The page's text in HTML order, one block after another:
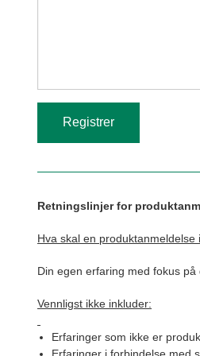
Retningslinjer for
Hva skal en produktanmeldelse
Din egen erfaring med fokus på
Vennligst ikke inkluder:
Erfaringer som ikke er